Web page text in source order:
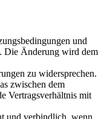
und
Die Änderung wird dem
zu widersprechen.
zwischen dem
Vertragsverhältnis mit
und verbindlich, wenn